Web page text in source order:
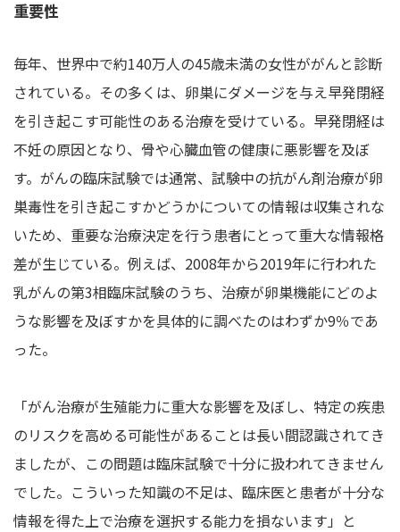
重要性
毎年、世界中で約140万人の45歳未満の女性ががんと診断
されている。その多くは、卵巣にダメージを与え早発閉経
を引き起こす可能性のある治療を受けている。早発閉経は
不妊の原因となり、骨や心臓血管の健康に悪影響を及ぼ
す。がんの臨床試験では通常、試験中の抗がん剤治療が卵
巣毒性を引き起こすかどうかについての情報は収集されな
いため、重要な治療決定を行う患者にとって重大な情報格
差が生じている。例えば、2008年から2019年に行われた
乳がんの第3相臨床試験のうち、治療が卵巣機能にどのよ
うな影響を及ぼすかを具体的に調べたのはわずか9％であ
った。
「がん治療が生殖能力に重大な影響を及ぼし、特定の疾患
のリスクを高める可能性があることは長い間認識されてき
ましたが、この問題は臨床試験で十分に扱われてきません
でした。こういった知識の不足は、臨床医と患者が十分な
情報を得た上で治療を選択する能力を損ないます」と